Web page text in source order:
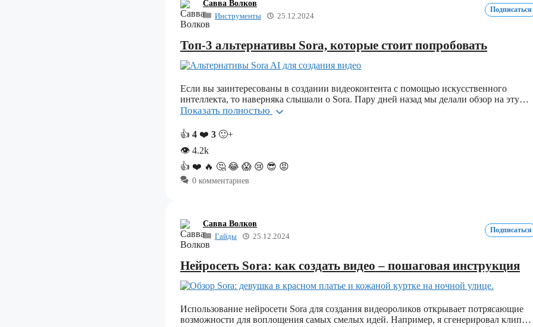
Савва Волков
Инструменты
25.12.2024
Подписаться
Топ-3 альтернативы Sora, которые стоит попробовать
Если вы заинтересованы в создании видеоконтента с помощью искусственного
интеллекта, то наверняка слышали о Sora. Пару дней назад мы делали обзор на эту…
Показать полностью
👍 4 ❤️ 3 🙂+
👁 4.2k
👍 ❤️ 🔥 🤔 😂 😱 😢 😎 😡
0 комментариев
Савва Волков
Гайды
25.12.2024
Подписаться
Нейросеть Sora: как создать видео – пошаговая инструкция
Использование нейросети Sora для создания видеороликов открывает потрясающие
возможности для воплощения самых смелых идей. Например, я сгенерировал клип…